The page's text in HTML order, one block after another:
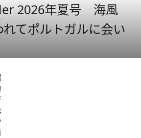
2026年夏号 海風
れてポルトガルに会い